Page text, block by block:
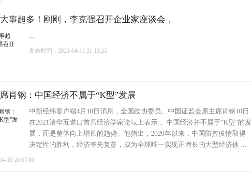
事超多！刚刚，李克强召开企业家座谈会，
...
发布时间：2021-04-11 21:11:23
肖钢：中国经济不属于“K型”发展
中新经纬客户端4月10日消息，全国政协委员、中国证监会原主席肖钢10日
在2021清华五道口首席经济学家论坛上表示， 中国经济并不属于“K型”的发
展，而是整体向上增长的趋势。他指出，2020年以来，中国防控疫情取得
决定性的胜利，经济率先复苏，成为全球唯一实现正增长的大型经济体 ...
10 20:07:00